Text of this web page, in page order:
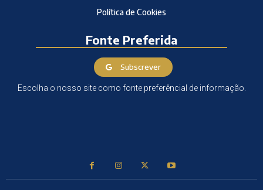
Política de Cookies
Fonte Preferida
Subscrever
Escolha o nosso site como fonte preferêncial de informação.